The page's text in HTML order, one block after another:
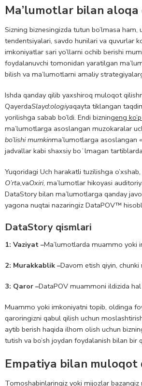
Ma’lumotlar bilan aloqa
Sizning biznesingizda tutun bo’lmasa
tendentsiyalari, savdo hunilari va quvurlar
imkoniyatlar sari yo’llarni ochib berishi
foydalanuvchi tomonidan yaratilgan
bilish va ma’lumotlarni amaliy
Ishda qanday qilib yaxshiroq muloqot
QayerdaSlayd:ologiyaqayta tiklangan
yorilishga sabab bo’ldi. Endi bizningeng
ma’lumotlarga asoslangan muzokaralar
bo’lishi mumkinma’lumotlarga asoslangan
jadvallar kabi shaxsiy boʻlmagan
Yuqoridagi Uch harakatli tuzilishga
O’rta,vaOxiri, ma’lumotlar hikoyasi
DataStory bilan ma’lumotlarga qanday
yagona nuqtai nazaringiz DataPOV™
DataStory qismlari
1: Vaziyat –Ma’lumotlarda muammo yoki
2: Murakkablik –Davom etish qiyin,
3: Qaror –DataPOV muammoni ildizida
Muammo yoki imkoniyatni topib, oldinga
qaroringizni qabul qilish uchun
aytib berish haqida ilhom olish uchun
tutish va bo’sh joydan foydalanish bilan
Empatiya bilan muloqot
Tomoshabinlaringiz yoki mijozlar